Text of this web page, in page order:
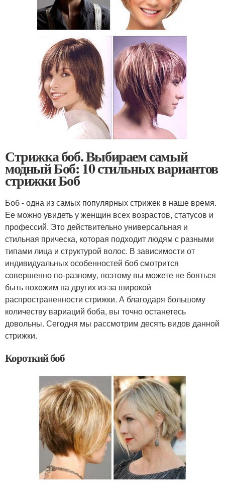
Стрижка боб. Выбираем самый
модный Боб: 10 стильных вариантов
стрижки Боб
Боб - одна из самых популярных стрижек в наше время.
Ее можно увидеть у женщин всех возрастов, статусов и
профессий. Это действительно универсальная и
стильная прическа, которая подходит людям с разными
типами лица и структурой волос. В зависимости от
индивидуальных особенностей боб смотрится
совершенно по-разному, поэтому вы можете не бояться
быть похожим на других из-за широкой
распространенности стрижки. А благодаря большому
количеству вариаций боба, вы точно останетесь
довольны. Сегодня мы рассмотрим десять видов данной
стрижки.
Короткий боб